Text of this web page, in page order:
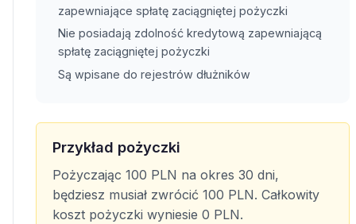
zapewniające spłatę zaciągniętej pożyczki
Nie posiadają zdolność kredytową zapewniającą
spłatę zaciągniętej pożyczki
Są wpisane do rejestrów dłużników
Przykład pożyczki
Pożyczając 100 PLN na okres 30 dni,
będziesz musiał zwrócić 100 PLN. Całkowity
koszt pożyczki wyniesie 0 PLN.